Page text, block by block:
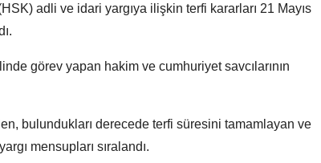
adli ve idari yargıya ilişkin terfi kararları 21 Mayıs
görev yapan hakim ve cumhuriyet savcılarının
bulundukları derecede terfi süresini tamamlayan ve
mensupları sıralandı.